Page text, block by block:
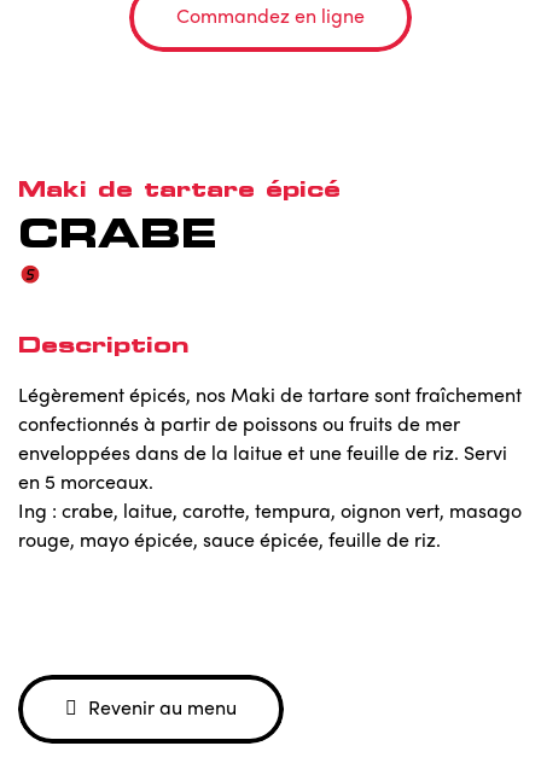
Commandez en ligne
Maki de tartare épicé
CRABE
Description
Légèrement épicés, nos Maki de tartare sont fraîchement
confectionnés à partir de poissons ou fruits de mer
enveloppées dans de la laitue et une feuille de riz. Servi
en 5 morceaux.
Ing : crabe, laitue, carotte, tempura, oignon vert, masago
rouge, mayo épicée, sauce épicée, feuille de riz.
Revenir au menu